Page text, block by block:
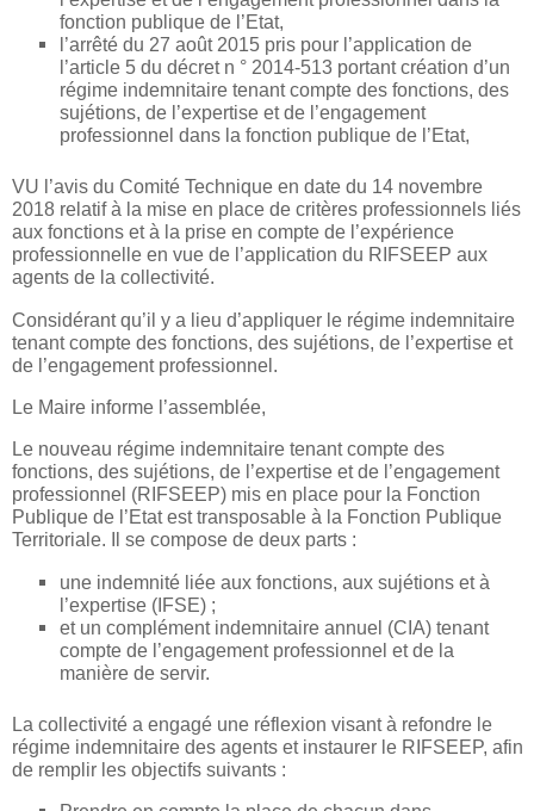
fonction publique de l’Etat,
l’arrêté du 27 août 2015 pris pour l’application de
l’article 5 du décret n ° 2014-513 portant création d’un
régime indemnitaire tenant compte des fonctions, des
sujétions, de l’expertise et de l’engagement
professionnel dans la fonction publique de l’Etat,
VU l’avis du Comité Technique en date du 14 novembre
2018 relatif à la mise en place de critères professionnels liés
aux fonctions et à la prise en compte de l’expérience
professionnelle en vue de l’application du RIFSEEP aux
agents de la collectivité.
Considérant qu’il y a lieu d’appliquer le régime indemnitaire
tenant compte des fonctions, des sujétions, de l’expertise et
de l’engagement professionnel.
Le Maire informe l’assemblée,
Le nouveau régime indemnitaire tenant compte des
fonctions, des sujétions, de l’expertise et de l’engagement
professionnel (RIFSEEP) mis en place pour la Fonction
Publique de l’Etat est transposable à la Fonction Publique
Territoriale. Il se compose de deux parts :
une indemnité liée aux fonctions, aux sujétions et à
l’expertise (IFSE) ;
et un complément indemnitaire annuel (CIA) tenant
compte de l’engagement professionnel et de la
manière de servir.
La collectivité a engagé une réflexion visant à refondre le
régime indemnitaire des agents et instaurer le RIFSEEP, afin
de remplir les objectifs suivants :